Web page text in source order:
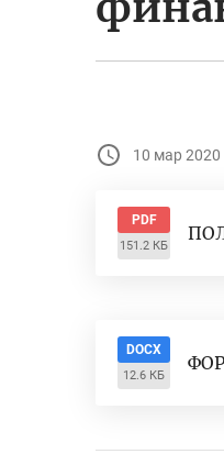
10 мар 2020
PDF
151.2 КБ
DOCX
12.6 КБ